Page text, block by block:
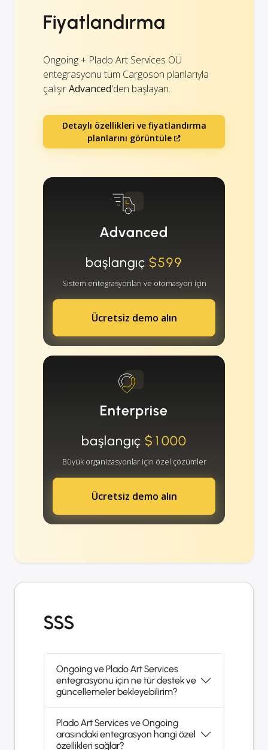
Fiyatlandırma
Ongoing + Plado Art Services OÜ
entegrasyonu tüm Cargoson planlarıyla
çalışırAdvanced'den başlayan.
Detaylı özellikleri ve fiyatlandırma
planlarını görüntüle
Advanced
başlangıç$599
Sistem entegrasyonları ve otomasyon için
Ücretsiz demo alın
Enterprise
başlangıç$1000
Büyük organizasyonlar için özel çözümler
Ücretsiz demo alın
SSS
Ongoing ve Plado Art Services
entegrasyonu için ne tür destek ve
güncellemeler bekleyebilirim?
Plado Art Services ve Ongoing
arasındaki entegrasyon hangi özel
özellikleri sağlar?